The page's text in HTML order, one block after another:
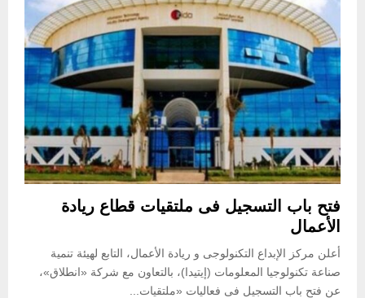
فتح باب التسجيل فى ملتقيات قطاع ريادة
الأعمال
أعلن مركز الإبداع التكنولوجى و ريادة الأعمال، التابع لهيئة تنمية
صناعة تكنولوجيا المعلومات (إيتيدا)، بالتعاون مع شركة «انطلاق»،
عن فتح باب التسجيل فى فعاليات «ملتقيات...